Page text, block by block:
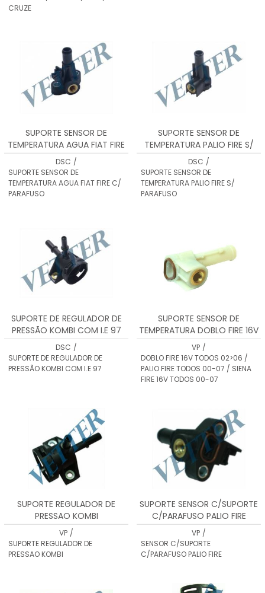
CRUZE
SUPORTE SENSOR DE
TEMPERATURA AGUA FIAT FIRE
C/ PARAFUSO
DSC /
SUPORTE SENSOR DE
TEMPERATURA AGUA FIAT FIRE C/
PARAFUSO
SUPORTE SENSOR DE
TEMPERATURA PALIO FIRE S/
PARAFUSO
DSC /
SUPORTE SENSOR DE
TEMPERATURA PALIO FIRE S/
PARAFUSO
SUPORTE DE REGULADOR DE
PRESSÃO KOMBI COM I.E 97
DSC /
SUPORTE DE REGULADOR DE
PRESSÃO KOMBI COM I.E 97
SUPORTE SENSOR DE
TEMPERATURA DOBLO FIRE 16V
TODOS 02>06 / PALIO FIRE
TODOS 00-07 / SIENA FIRE 16V
TODOS 00-07
VP /
DOBLO FIRE 16V TODOS 02>06 /
PALIO FIRE TODOS 00-07 / SIENA
FIRE 16V TODOS 00-07
SUPORTE REGULADOR DE
PRESSAO KOMBI
VP /
SUPORTE REGULADOR DE
PRESSAO KOMBI
SUPORTE SENSOR C/SUPORTE
C/PARAFUSO PALIO FIRE
VP /
SENSOR C/SUPORTE
C/PARAFUSO PALIO FIRE